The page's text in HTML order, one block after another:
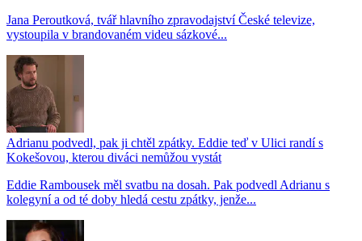
Jana Peroutková, tvář hlavního zpravodajství České televize,
vystoupila v brandovaném videu sázkové...
Adrianu podvedl, pak ji chtěl zpátky. Eddie teď v Ulici randí s
Kokešovou, kterou diváci nemůžou vystát
Eddie Rambousek měl svatbu na dosah. Pak podvedl Adrianu s
kolegyní a od té doby hledá cestu zpátky, jenže...